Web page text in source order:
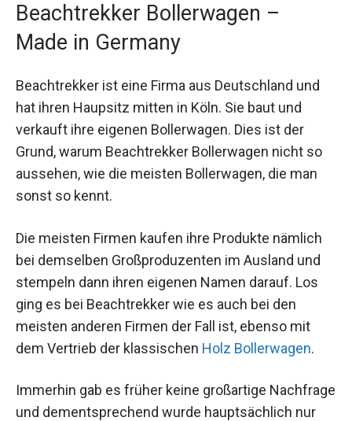
Beachtrekker Bollerwagen –
Made in Germany
Beachtrekker ist eine Firma aus Deutschland und
hat ihren Haupsitz mitten in Köln. Sie baut und
verkauft ihre eigenen Bollerwagen. Dies ist der
Grund, warum Beachtrekker Bollerwagen nicht so
aussehen, wie die meisten Bollerwagen, die man
sonst so kennt.
Die meisten Firmen kaufen ihre Produkte nämlich
bei demselben Großproduzenten im Ausland und
stempeln dann ihren eigenen Namen darauf. Los
ging es bei Beachtrekker wie es auch bei den
meisten anderen Firmen der Fall ist, ebenso mit
dem Vertrieb der klassischen Holz Bollerwagen.
Immerhin gab es früher keine großartige Nachfrage
und dementsprechend wurde hauptsächlich nur